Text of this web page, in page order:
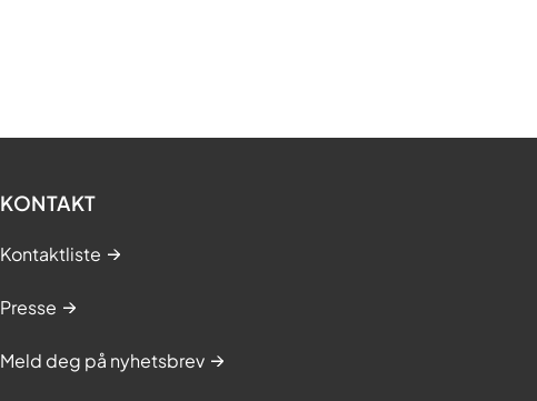
KONTAKT
Kontaktliste
Presse
Meld deg på nyhetsbrev